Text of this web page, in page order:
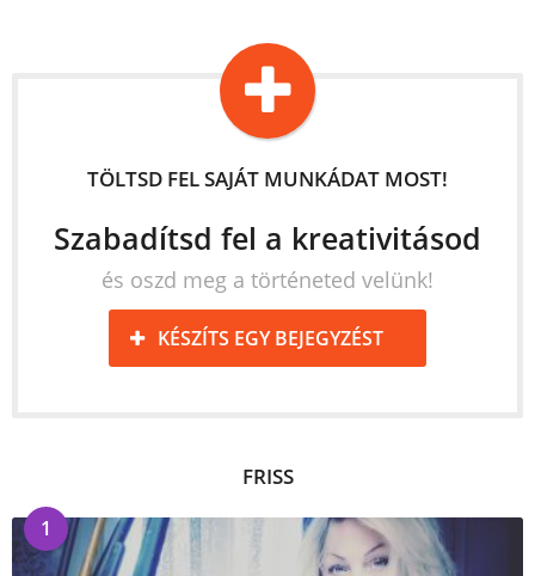
TÖLTSD FEL SAJÁT MUNKÁDAT MOST!
Szabadítsd fel a kreativitásod
és oszd meg a történeted velünk!
KÉSZÍTS EGY BEJEGYZÉST
FRISS
1